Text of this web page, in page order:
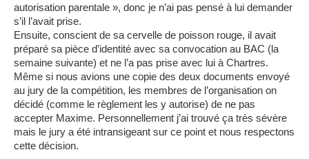
autorisation parentale », donc je n’ai pas pensé à lui demander
s’il l’avait prise.
Ensuite, conscient de sa cervelle de poisson rouge, il avait
préparé sa pièce d’identité avec sa convocation au BAC (la
semaine suivante) et ne l’a pas prise avec lui à Chartres.
Même si nous avions une copie des deux documents envoyé
au jury de la compétition, les membres de l’organisation on
décidé (comme le règlement les y autorise) de ne pas
accepter Maxime. Personnellement j’ai trouvé ça très sévère
mais le jury a été intransigeant sur ce point et nous respectons
cette décision.